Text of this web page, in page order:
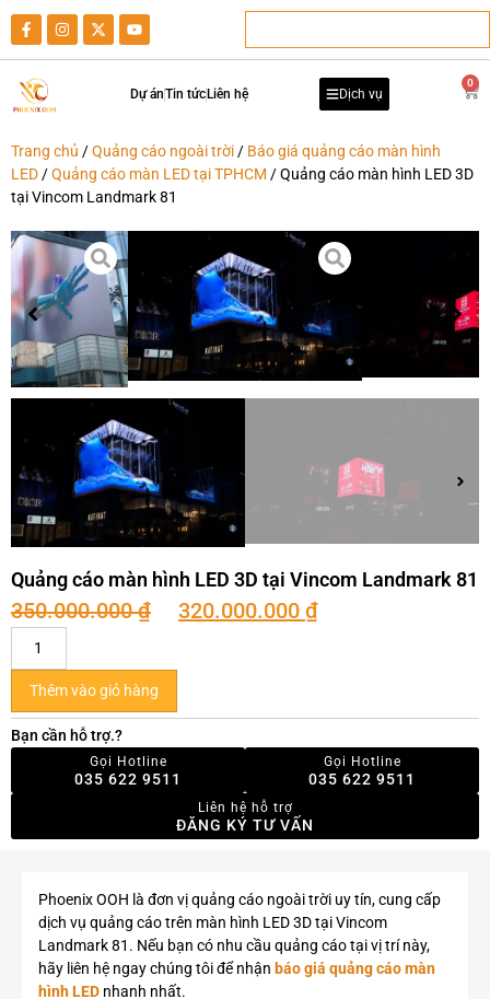
Dự ánTin tức Liên hệ Dịch vụ
0
Trang chủ /Quảng cáo ngoài trời / Báo giá quảng cáo màn hình
LED /Quảng cáo màn LED tại TPHCM / Quảng cáo màn hình LED 3D
tại Vincom Landmark 81
Quảng cáo màn hình LED 3D tại Vincom Landmark 81
350.000.000₫ 320.000.000 ₫
Thêm vào giỏ hàng
Bạn cần hỗ trợ.?
Gọi Hotline
035 622 9511
Gọi Hotline
035 622 9511
Liên hệ hỗ trợ
ĐĂNG KÝ TƯ VẤN
Phoenix OOH là đơn vị quảng cáo ngoài trời uy tín, cung cấp
dịch vụ quảng cáo trên màn hình LED 3D tại Vincom
Landmark 81. Nếu bạn có nhu cầu quảng cáo tại vị trí này,
hãy liên hệ ngay chúng tôi để nhận báo giá quảng cáo màn
hình LED nhanh nhất.